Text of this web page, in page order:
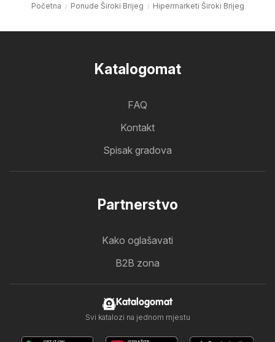
Početna Ponude Široki Brijeg Hipermarketi Široki Brijeg
Katalogomat
FAQ
Kontakt
Spisak gradova
Partnerstvo
Kako oglašavati
B2B zona
Katalogomat
Svi katalozi na jednom mjestu